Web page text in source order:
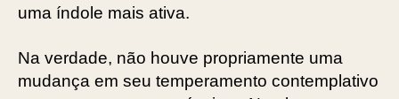
uma índole mais ativa.
Na verdade, não houve propriamente uma
mudança em seu temperamento contemplativo